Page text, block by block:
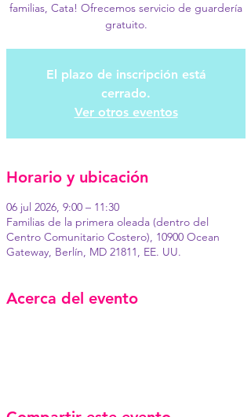
familias, Cata! Ofrecemos servicio de guardería
gratuito.
El plazo de inscripción está
cerrado.
Ver otros eventos
Horario y ubicación
06 jul 2026, 9:00 – 11:30
Familias de la primera oleada (dentro del
Centro Comunitario Costero), 10900 Ocean
Gateway, Berlín, MD 21811, EE. UU.
Acerca del evento